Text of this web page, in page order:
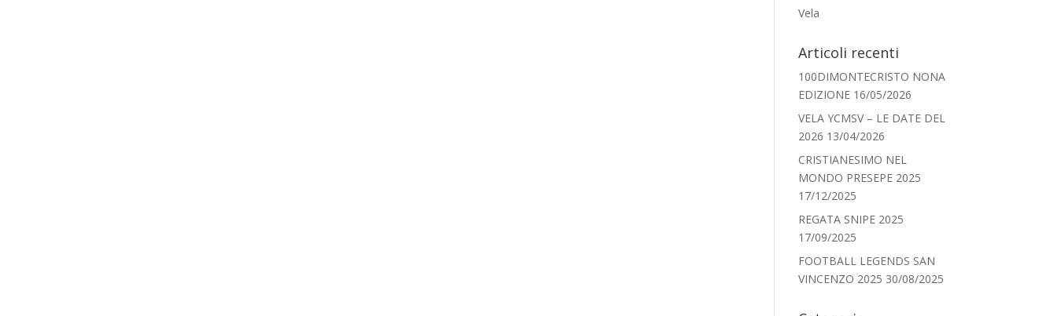
Vela
Articoli recenti
100DIMONTECRISTO NONA
EDIZIONE 16/05/2026
VELA YCMSV – LE DATE DEL
2026 13/04/2026
CRISTIANESIMO NEL
MONDO PRESEPE 2025
17/12/2025
REGATA SNIPE 2025
17/09/2025
FOOTBALL LEGENDS SAN
VINCENZO 2025 30/08/2025